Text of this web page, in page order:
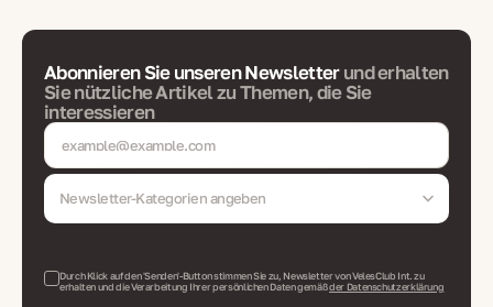
Abonnieren Sie unseren Newsletterund erhalten
Sie nützliche Artikel zu Themen, die Sie
interessieren
Newsletter-Kategorien angeben
Durch Klick auf den 'Senden'-Button stimmen Sie zu, Newsletter von VelesClub Int. zu
erhalten und die Verarbeitung Ihrer persönlichen Daten gemäßder Datenschutzerklärung